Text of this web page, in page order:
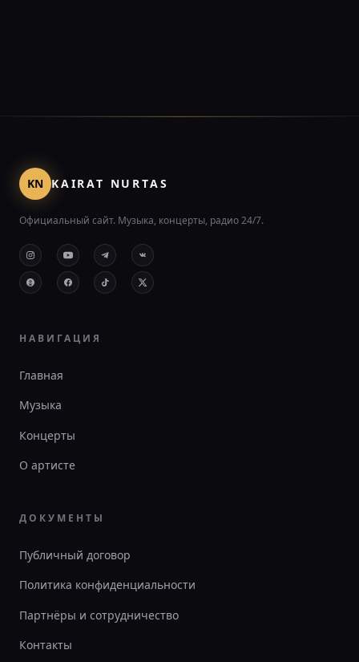
KN KAIRAT NURTAS
Официальный сайт. Музыка, концерты, радио 24/7.
НАВИГАЦИЯ
Главная
Музыка
Концерты
О артисте
ДОКУМЕНТЫ
Публичный договор
Политика конфиденциальности
Партнёры и сотрудничество
Контакты